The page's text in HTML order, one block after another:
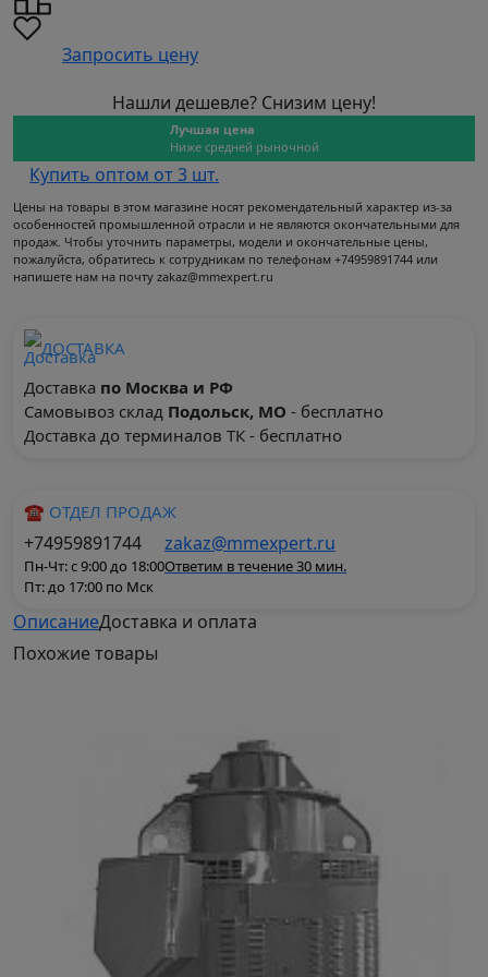
Запросить цену
Нашли дешевле? Снизим цену!
Лучшая цена
Ниже средней рыночной
Купить оптом от 3 шт.
Цены на товары в этом магазине носят рекомендательный характер из-за
особенностей промышленной отрасли и не являются окончательными для
продаж. Чтобы уточнить параметры, модели и окончательные цены,
пожалуйста, обратитесь к сотрудникам по телефонам +74959891744 или
напишете нам на почту zakaz@mmexpert.ru
ДОСТАВКА
Доставка по Москва и РФ
Самовывоз склад Подольск, МО - бесплатно
Доставка до терминалов ТК - бесплатно
☎ ОТДЕЛ ПРОДАЖ
+74959891744
Пн-Чт: с 9:00 до 18:00
Пт: до 17:00 по Мск
zakaz@mmexpert.ru
Ответим в течение 30 мин.
ОписаниеДоставка и оплата
Концерн «Русэлпром» проектирует и производит
нефтехимической и других отраслей
промышленности. Специальные
электродвигатели предназначены для привода
быстроходных механизмов, насосов и
поршневых компрессоров, подруливающих
устройств и другого оборудования морских
судов, лебедок буровых установок, шахтно-
подъемных механизмов и др.
Похожие товары